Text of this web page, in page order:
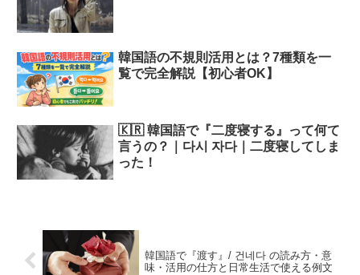
韓国語の不規則活用とは？7種類を一
覧で完全解説【初心者OK】
🇰🇷 韓国語で『二度寝する』って何て
言うの？｜다시 자다｜二度寝してしま
った！
韓国語で『渡す』/ 건네다 の読み方・意
味・活用の仕方と日常生活で使える例文